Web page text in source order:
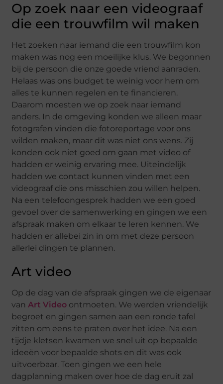
Op zoek naar een videograaf
die een trouwfilm wil maken
Het zoeken naar iemand die een trouwfilm kon
maken was nog een moeilijke klus. We begonnen
bij de persoon die onze goede vriend aanraden.
Helaas was ons budget te weinig voor hem om
alles te kunnen regelen en te financieren.
Daarom moesten we op zoek naar iemand
anders. In de omgeving konden we alleen maar
fotografen vinden die fotoreportage voor ons
wilden maken, maar dit was niet ons wens. Zij
konden ook niet goed om gaan met video of
hadden er weinig ervaring mee. Uiteindelijk
hadden we contact kunnen vinden met een
videograaf die ons misschien zou willen helpen.
Na een telefoongesprek hadden we een goed
gevoel over de samenwerking en gingen we een
afspraak maken om elkaar te leren kennen. We
hadden er allebei zin in om met deze persoon
allerlei dingen te plannen.
Art video
Op de dag van de afspraak gingen we de eigenaar
vanArt Video ontmoeten. We werden vriendelijk
begroet en gingen samen aan een ronde tafel
zitten om eens te praten over het idee. Na een
tijdje kletsen kwamen we snel uit op bepaalde
ideeën voor bepaalde shots en dit was ook
uitvoerbaar. Toen gingen we een hele
dagplanning maken over hoe de dag eruit zal